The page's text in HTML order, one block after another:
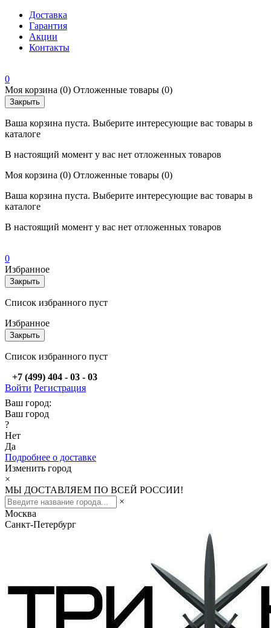
Доставка
Гарантия
Акции
Контакты
0
Моя корзина (0) Отложенные товары (0)
Закрыть
Ваша корзина пуста. Выберите интересующие вас товары в
каталоге
В настоящий момент у вас нет отложенных товаров
Моя корзина (0) Отложенные товары (0)
Ваша корзина пуста. Выберите интересующие вас товары в
каталоге
В настоящий момент у вас нет отложенных товаров
0
Избранное
Закрыть
Список избранного пуст
Избранное
Закрыть
Список избранного пуст
+7 (499) 404 - 03 - 03
Войти Регистрация
Ваш город:
Ваш город
?
Нет
Да
Подробнее о доставке
Изменить город
×
МЫ ДОСТАВЛЯЕМ ПО ВСЕЙ РОССИИ!
×
Москва
Санкт-Петербург